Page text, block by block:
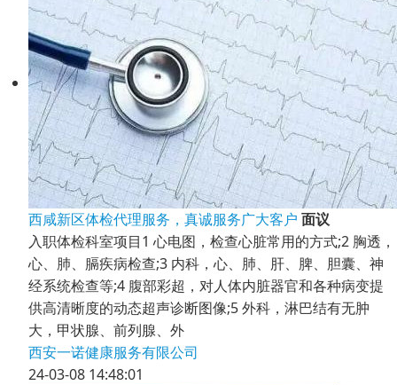
西咸新区体检代理服务，真诚服务广大客户 面议
入职体检科室项目1 心电图，检查心脏常用的方式;2 胸透，
心、肺、膈疾病检查;3 内科，心、肺、肝、脾、胆囊、神
经系统检查等;4 腹部彩超，对人体内脏器官和各种病变提
供高清晰度的动态超声诊断图像;5 外科，淋巴结有无肿
大，甲状腺、前列腺、外
西安一诺健康服务有限公司
24-03-08 14:48:01